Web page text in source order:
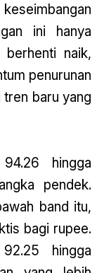
ini hanya
berhenti naik,
penurunan
baru yang
hingga
pendek.
band itu,
bagi rupee.
hingga